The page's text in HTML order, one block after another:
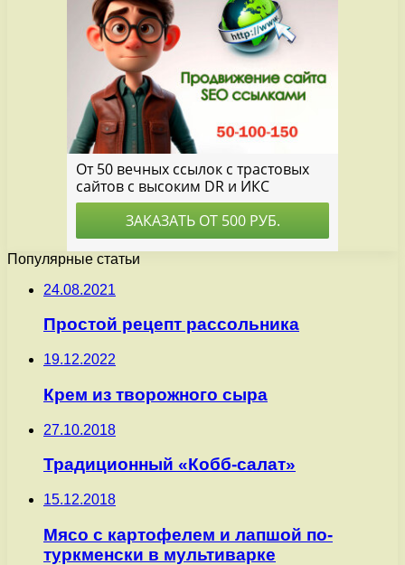
Популярные статьи
24.08.2021
Простой рецепт рассольника
19.12.2022
Крем из творожного сыра
27.10.2018
Традиционный «Кобб-салат»
15.12.2018
Мясо с картофелем и лапшой по-
туркменски в мультиварке